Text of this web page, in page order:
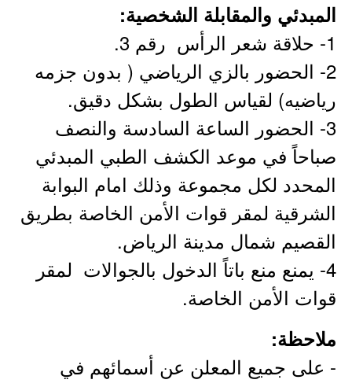
المبدئي والمقابلة الشخصية:
1- حلاقة شعر الرأس رقم 3.
2- الحضور بالزي الرياضي ( بدون جزمه
رياضيه) لقياس الطول بشكل دقيق.
3- الحضور الساعة السادسة والنصف
صباحاً في موعد الكشف الطبي المبدئي
المحدد لكل مجموعة وذلك امام البوابة
الشرقية لمقر قوات الأمن الخاصة بطريق
القصيم شمال مدينة الرياض.
4- يمنع منع باتاً الدخول بالجوالات لمقر
قوات الأمن الخاصة.
ملاحظة:
- على جميع المعلن عن أسمائهم في